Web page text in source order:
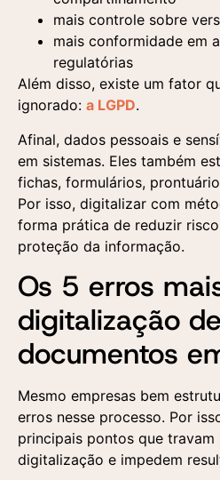
mais controle sobre
mais conformidade em
regulatórias
Além disso, existe um fator
ignorado: a LGPD.
Afinal, dados pessoais e
em sistemas. Eles também
fichas, formulários,
Por isso, digitalizar com
forma prática de reduzir
proteção da informação.
Os 5 erros
digitalização de
documentos
Mesmo empresas bem
erros nesse processo. Por
principais pontos que
digitalização e impedem